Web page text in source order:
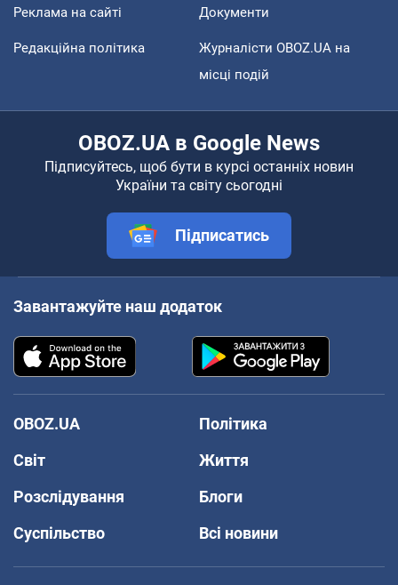
Реклама на сайті Документи
Редакційна політика
Журналісти OBOZ.UA на
місці подій
OBOZ.UA в Google News
Підписуйтесь, щоб бути в курсі останніх новин
України та світу сьогодні
Підписатись
Завантажуйте наш додаток
OBOZ.UA
Політика
Світ
Життя
Розслідування
Блоги
Суспільство
Всі новини